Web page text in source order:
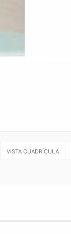
VISTA CUADRÍCULA